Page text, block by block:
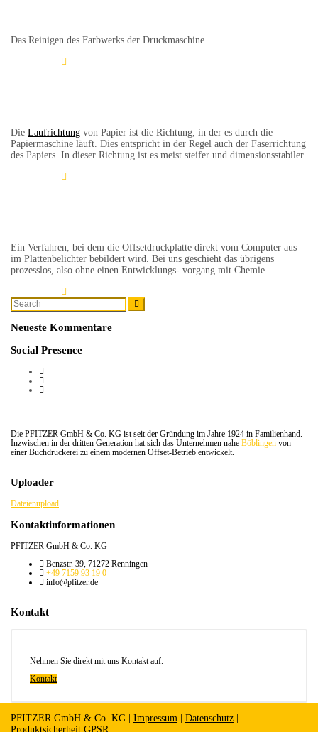
Das Reinigen des Farbwerks der Druckmaschine.
Die Laufrichtung von Papier ist die Richtung, in der es durch die
Papiermaschine läuft. Dies entspricht in der Regel auch der Faserrichtung
des Papiers. In dieser Richtung ist es meist steifer und dimensionsstabiler.
Ein Verfahren, bei dem die Offsetdruckplatte direkt vom Computer aus
im Plattenbelichter bebildert wird. Bei uns geschieht das übrigens
prozesslos, also ohne einen Entwicklungs- vorgang mit Chemie.
Search
for:
Neueste Kommentare
Social Presence
Die PFITZER GmbH & Co. KG ist seit der Gründung im Jahre 1924 in Familienhand.
Inzwischen in der dritten Generation hat sich das Unternehmen nahe Böblingen von
einer Buchdruckerei zu einem modernen Offset-Betrieb entwickelt.
Uploader
Dateienupload
Kontaktinformationen
PFITZER GmbH & Co. KG
Benzstr. 39, 71272 Renningen
+49 7159 93 19 0
info@pfitzer.de
Kontakt
Nehmen Sie direkt mit uns Kontakt auf.
Kontakt
PFITZER GmbH & Co. KG | Impressum Datenschutz
Produktsicherheit GPSR